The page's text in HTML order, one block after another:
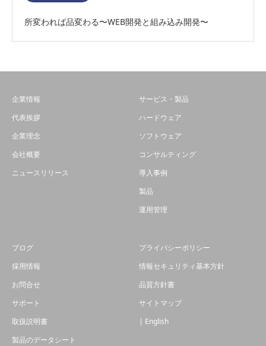
所変われば品変わる〜WEB開発と組み込み開発〜
企業情報
代表挨拶
企業理念
会社概要
ニュースリリース
サービス・製品
ハードウェア
ソフトウェア
コンサルティング
導入事例
製品
運用管理
ブログ
採用情報
お問合せ
サポート
取扱説明書
製品のデータシート
プライバシーポリシー
情報セキュリティ基本方針
品質方針書
サイトマップ
| English